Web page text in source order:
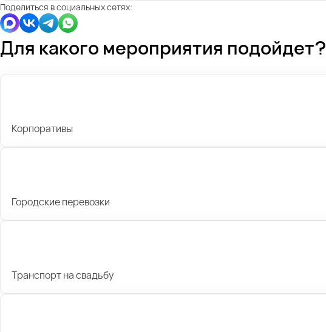
Поделиться в социальных сетях:
Для какого мероприятия подойдет?
Корпоративы
Городские перевозки
Транспорт на свадьбу